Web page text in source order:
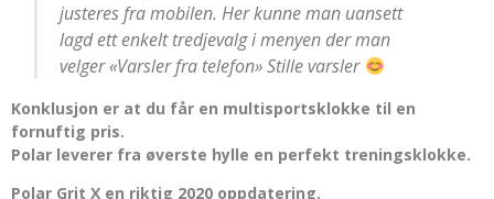
justeres fra mobilen. Her kunne man uansett
lagd ett enkelt tredjevalg i menyen der man
velger «Varsler fra telefon» Stille varsler
Konklusjon er at du får en multisportsklokke til en
fornuftig pris.
Polar leverer fra øverste hylle en perfekt treningsklokke.
Polar Grit X en riktig 2020 oppdatering.